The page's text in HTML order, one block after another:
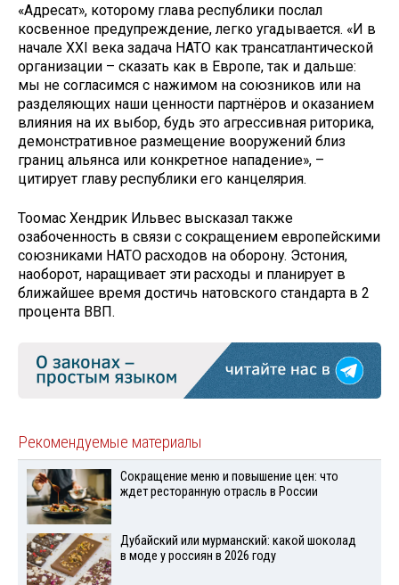
«Адресат», которому глава республики послал
косвенное предупреждение, легко угадывается. «И в
начале XXI века задача НАТО как трансатлантической
организации – сказать как в Европе, так и дальше:
мы не согласимся с нажимом на союзников или на
разделяющих наши ценности партнёров и оказанием
влияния на их выбор, будь это агрессивная риторика,
демонстративное размещение вооружений близ
границ альянса или конкретное нападение», –
цитирует главу республики его канцелярия.
Тоомас Хендрик Ильвес высказал также
озабоченность в связи с сокращением европейскими
союзниками НАТО расходов на оборону. Эстония,
наоборот, наращивает эти расходы и планирует в
ближайшее время достичь натовского стандарта в 2
процента ВВП.
Рекомендуемые материалы
Сокращение меню и повышение цен: что
ждет ресторанную отрасль в России
Дубайский или мурманский: какой шоколад
в моде у россиян в 2026 году